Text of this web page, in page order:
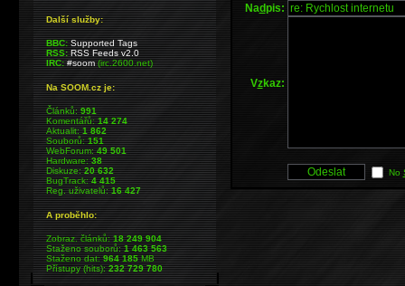
Nadpis:
Vzkaz:
No
Další služby:
BBC: Supported Tags
RSS: RSS Feeds v2.0
IRC: #soom(irc.2600.net)
Na SOOM.cz je:
Článků:991
Komentářů:14 274
Aktualit:1 862
Souborů:151
WebForum:49 501
Hardware:38
Diskuze:20 632
BugTrack:4 415
Reg. uživatelů:16 427
A proběhlo:
Zobraz. článků:18 249 904
Staženo souborů:1 463 563
Staženo dat:964 185MB
Přístupy (hits):232 729 780